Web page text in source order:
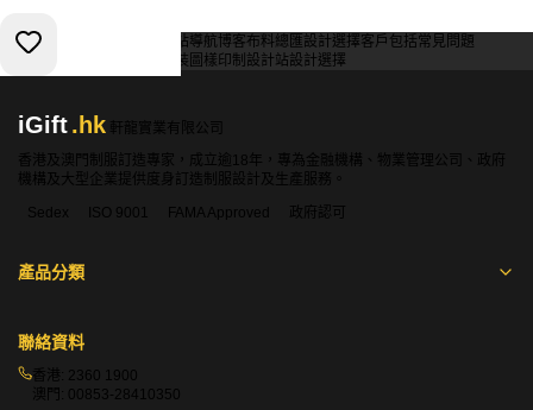
服務條款 網站導航博客布料總匯設計選擇客戶包括常見問題
輔料包裝 圖樣印制 設計站設計選擇
iGift.hk
軒龍實業有限公司
香港及澳門制服訂造專家，成立逾18年，專為金融機構、物業管理公司、政府
機構及大型企業提供度身訂造制服設計及生產服務。
Sedex
ISO 9001 FAMA Approved 政府認可
產品分類
聯絡資料
香港: 2360 1900
澳門: 00853-28410350